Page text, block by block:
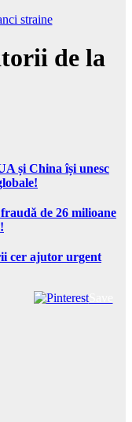
de la
și China își unesc
de 26 milioane
cer ajutor urgent
Save